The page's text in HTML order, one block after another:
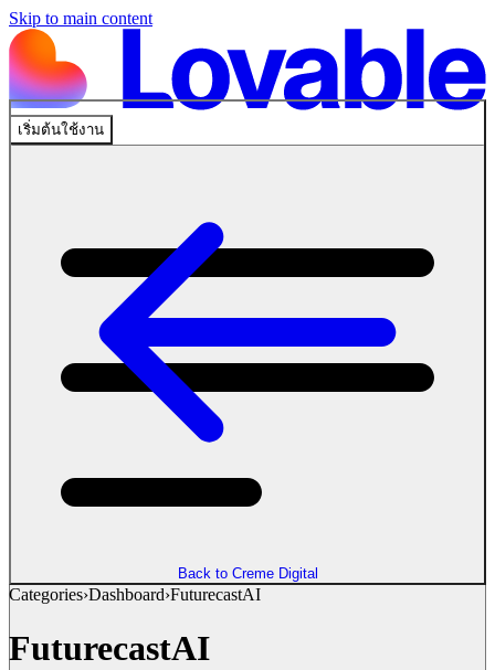
Skip to main content
เริ่มต้นใช้งาน
Back to Creme Digital
Categories›Dashboard›FuturecastAI
FuturecastAI